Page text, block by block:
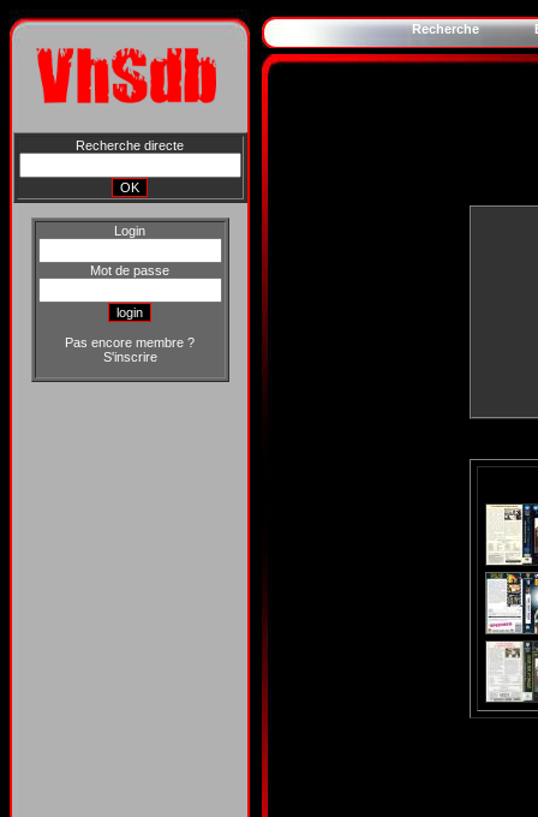
Recherche directe
Login
Mot de passe
Pas encore membre ?
S'inscrire
Recherche